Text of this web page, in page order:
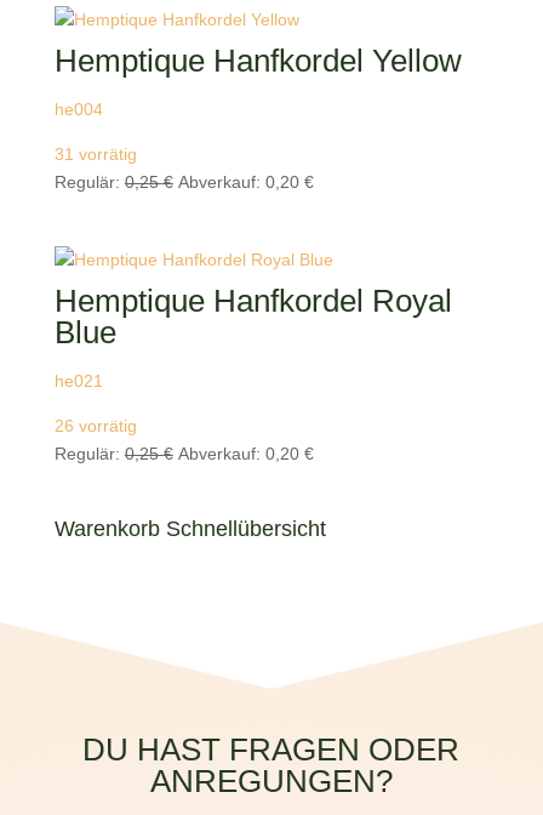
0,25 €
Hemptique Hanfkordel Yellow
he004
31 vorrätig
Regulär: 0,25€ Ursprünglicher
0,25 €
Abverkauf: 0,20 €Aktueller
0,20 €.
Hemptique Hanfkordel Royal
Blue
he021
26 vorrätig
Regulär: 0,25€ Ursprünglicher
0,25 €
Abverkauf: 0,20 €Aktueller
0,20 €.
Warenkorb Schnellübersicht
DU HAST FRAGEN ODER
ANREGUNGEN?